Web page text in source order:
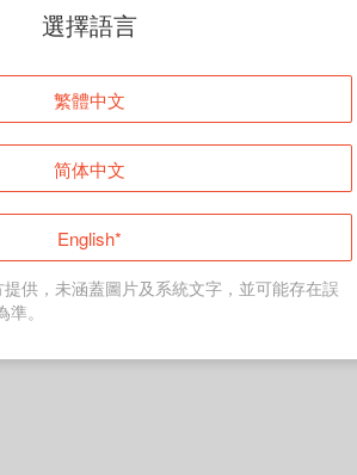
頁面無法顯示
登入
返回首頁
選擇語言
繁體中文
简体中文
English*
供，未涵蓋圖片及系統文字，並可能存在誤
。